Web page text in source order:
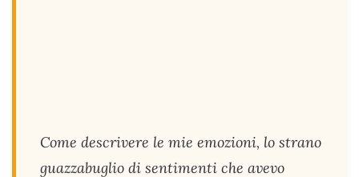
Come descrivere le mie emozioni, lo strano
guazzabuglio di sentimenti che avevo